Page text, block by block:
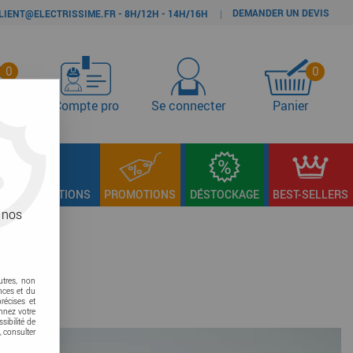
- 8H/12H - 14H/16H | DEMANDER UN DEVIS
0
Compte pro Se connecter
0
Panier
& FIXATIONS PROMOTIONS DÉSTOCKAGE BEST-SELLERS
non
et du
et
votre
de
consulter